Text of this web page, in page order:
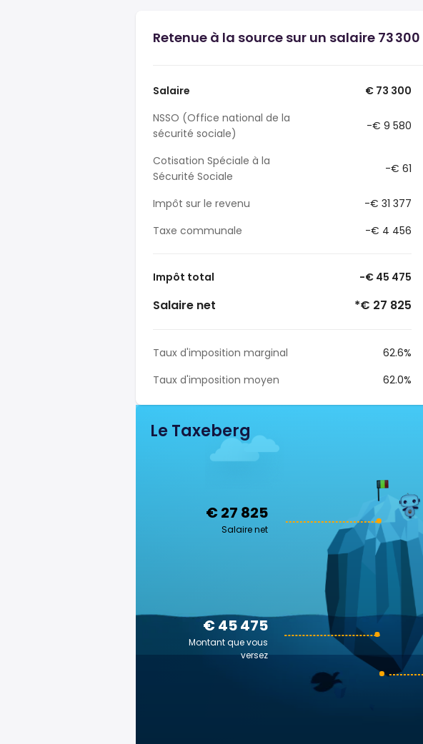
Retenue à la source sur un salaire 73
Salaire
€ 73 300
NSSO (Office national de la
sécurité sociale)
-€ 9 580
Cotisation Spéciale à la
Sécurité Sociale
-€ 61
Impôt sur le revenu
-€ 31 377
Taxe communale
-€ 4 456
Impôt total -€ 45 475
Salaire net *€ 27 825
Taux d'imposition marginal
62.6%
Taux d'imposition moyen
62.0%
Le Taxeberg
€ 27 825
Salaire net
€ 45 475
Montant que vous
versez